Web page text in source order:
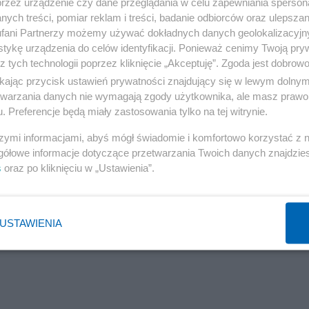
uwagę na promowaniu projektów Army of Drones.
na wsparcie obrońców Ukrainy w ramach
którego celem jest zakup bezzałogowców. Armia
frontu i ułatwić skuteczne odpowiedzi na ataki
treści, pomiar reklam i treści, badanie odbiorców oraz
Partnerzy możemy używać dokładnych danych
urządzenia do celów identyfikacji. Ponieważ cenimy Twoją
tych technologii poprzez kliknięcie „Akceptuję”. Zgoda jest
przycisk ustawień prywatności znajdujący się w lewym
danych nie wymagają zgody użytkownika, ale masz
Preferencje będą miały zastosowania tylko na tej witrynie.
informacjami, abyś mógł świadomie i komfortowo korzystać z
informacje dotyczące przetwarzania Twoich danych
oraz po kliknięciu w „Ustawienia”.
USTAWIENIA